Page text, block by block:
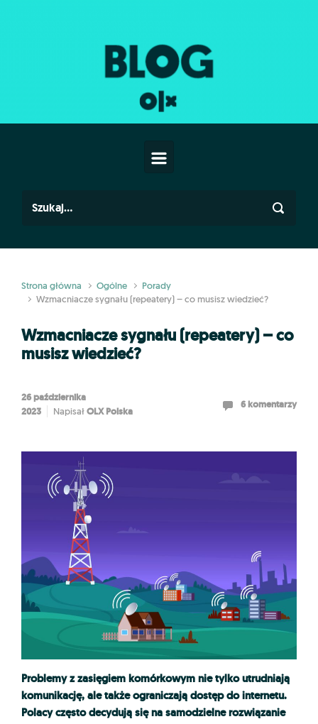
Strona główna Ogólne
Porady
Wzmacniacze sygnału (repeatery) – co musisz wiedzieć?
Wzmacniacze sygnału (repeatery) – co
musisz wiedzieć?
26 października
2023
Napisał OLX Polska
6 komentarzy
Problemy z zasięgiem komórkowym nie tylko utrudniają
komunikację, ale także ograniczają dostęp do internetu.
Polacy często decydują się na samodzielne rozwiązanie